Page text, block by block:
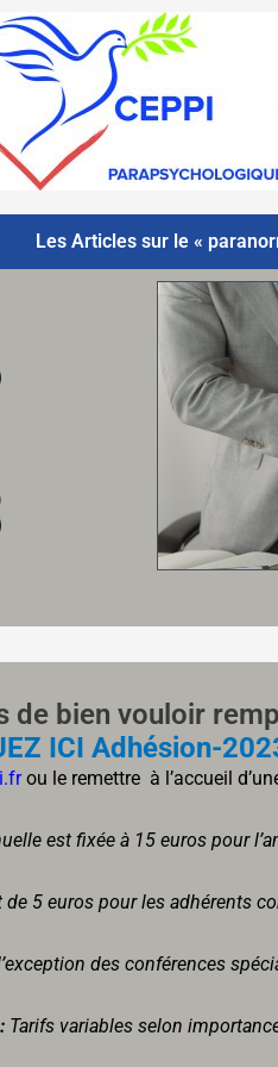
Les Articles sur le «
de bien vouloir
ICI Adhésion-
ou le remettre à l’accueil
est fixée à 15 euros pour
de 5 euros pour les adhérents
des conférences
Tarifs variables selon